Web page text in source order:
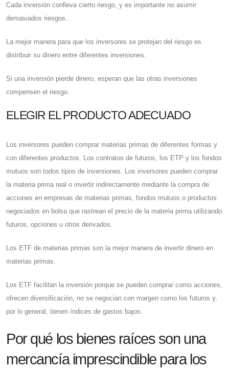
Cada inversión conlleva cierto riesgo, y es importante no asumir
demasiados riesgos.
La mejor manera para que los inversores se protejan del riesgo es
distribuir su dinero entre diferentes inversiones.
Si una inversión pierde dinero, esperan que las otras inversiones
compensen el riesgo.
ELEGIR EL PRODUCTO ADECUADO
Los inversores pueden comprar materias primas de diferentes formas y
con diferentes productos. Los contratos de futuros, los ETP y los fondos
mutuos son todos tipos de inversiones. Los inversores pueden comprar
la materia prima real o invertir indirectamente mediante la compra de
acciones en empresas de materias primas, fondos mutuos o productos
negociados en bolsa que rastrean el precio de la materia prima utilizando
futuros, opciones u otros derivados.
Los ETF de materias primas son la mejor manera de invertir dinero en
materias primas.
Los ETF facilitan la inversión porque se pueden comprar como acciones,
ofrecen diversificación, no se negocian con margen como los futuros y,
por lo general, tienen índices de gastos bajos.
Por qué los bienes raíces son una
mercancía imprescindible para los